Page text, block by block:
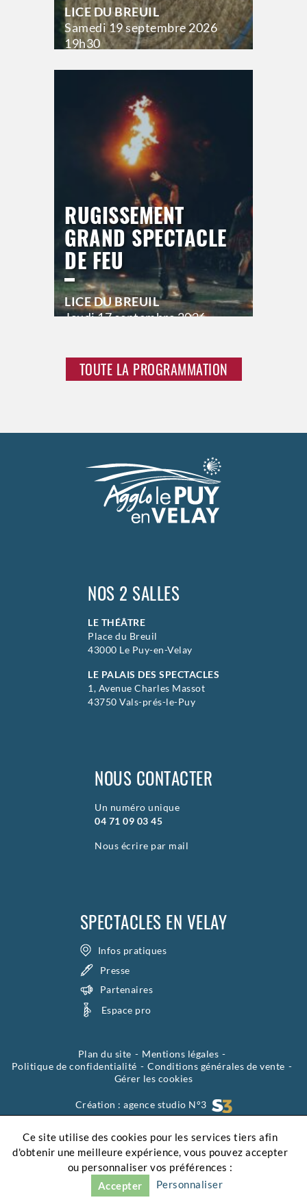
LICE DU BREUIL
Samedi19 septembre 2026
19h30
>Hors saison
RUGISSEMENT
GRAND SPECTACLE
DE FEU
LICE DU BREUIL
Jeudi17 septembre 2026
23h00
Samedi19 septembre 2026
TOUTE LA PROGRAMMATION
NOS 2 SALLES
LE THÉÂTRE
Place du Breuil
43000 Le Puy-en-Velay
LE PALAIS DES SPECTACLES
1, Avenue Charles Massot
43750 Vals-prés-le-Puy
NOUS CONTACTER
Un numéro unique
04 71 09 03 45
Nous écrire par mail
SPECTACLES EN VELAY
Infos pratiques
Presse
Partenaires
Espace pro
Plan du site
Mentions légales
Politique de confidentialité
Conditions générales de vente
Gérer les cookies
Création : agence studio N°3
Ce site utilise des cookies pour les services tiers afin
d'obtenir une meilleure expérience, vous pouvez accepter
ou personnaliser vos préférences :
Accepter
Personnaliser